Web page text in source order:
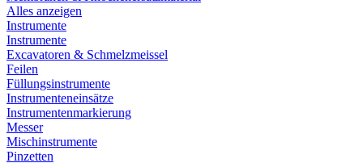
Alles anzeigen
Instrumente
Instrumente
Excavatoren & Schmelzmeissel
Feilen
Füllungsinstrumente
Instrumenteneinsätze
Instrumentenmarkierung
Messer
Mischinstrumente
Pinzetten